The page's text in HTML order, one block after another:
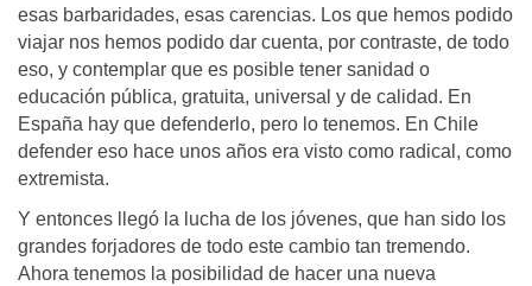
esas barbaridades, esas carencias. Los que hemos podido
viajar nos hemos podido dar cuenta, por contraste, de todo
eso, y contemplar que es posible tener sanidad o
educación pública, gratuita, universal y de calidad. En
España hay que defenderlo, pero lo tenemos. En Chile
defender eso hace unos años era visto como radical, como
extremista.
Y entonces llegó la lucha de los jóvenes, que han sido los
grandes forjadores de todo este cambio tan tremendo.
Ahora tenemos la posibilidad de hacer una nueva